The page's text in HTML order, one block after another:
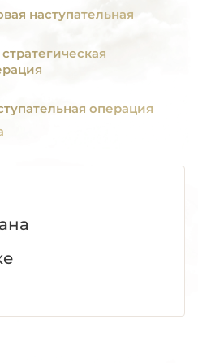
наступательная
операция